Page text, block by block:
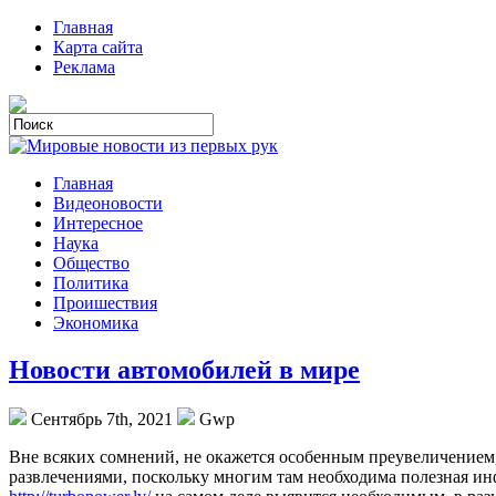
Главная
Карта сайта
Реклама
Главная
Видеоновости
Интересное
Наука
Общество
Политика
Проишествия
Экономика
Новости автомобилей в мире
Сентябрь 7th, 2021
Gwp
Внe всякиx сомнений, не окажется особенным
развлечениями, поскольку многим там необходима полезная